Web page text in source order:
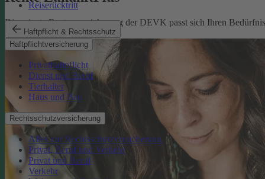
Reiserücktritt
Haftpflicht & Rechtsschutz
Haftpflichtversicherung
Privathaftpflicht
Dienst und Beruf
Tierhalter
Haus und Bau
Rechtsschutzversicherung
Alles zur Rechtsschutzversicherung
Privat, Beruf und Verkehr
Privat und Beruf
Verkehr
Die private Rentenversicherung der DEVK passt sich Ihren
Rente ZukunftPlus